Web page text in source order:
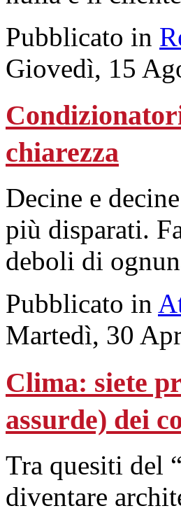
Pubblicato in
Giovedì, 15
chiarezza
Decine e
più disparati.
deboli di
Pubblicato in
Martedì, 30
Clima: siete
assurde) dei
Tra quesiti del
diventare